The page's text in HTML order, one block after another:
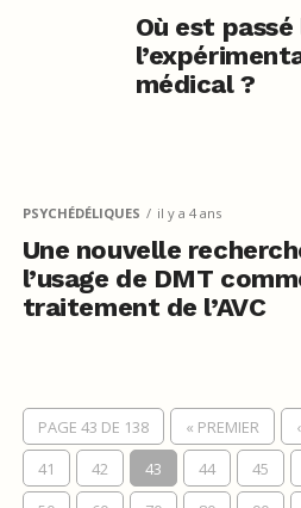
Où est
médical ?
PSYCHÉDÉLIQUES il y a 4 ans
Une nouvelle
l’usage de DMT
traitement de l’AVC
PAGE 43 DE 138 « PREMIER
41
42 43 44 45